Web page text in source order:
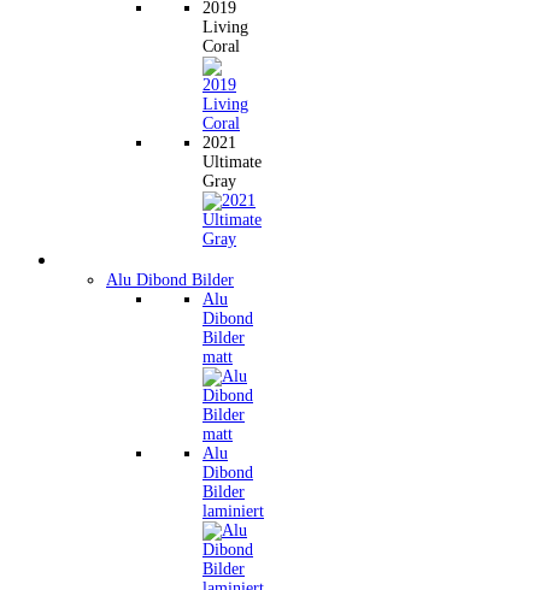
2019
Living
Coral
2021
Ultimate
Gray
Alu Dibond Bilder
Alu
Dibond
Bilder
matt
Alu
Dibond
Bilder
laminiert